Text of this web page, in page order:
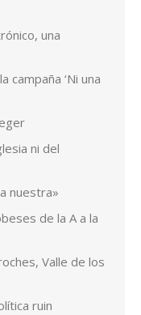
una
campaña ‘Ni una
ni del
nuestra»
de la A a la
Valle de los
ruin